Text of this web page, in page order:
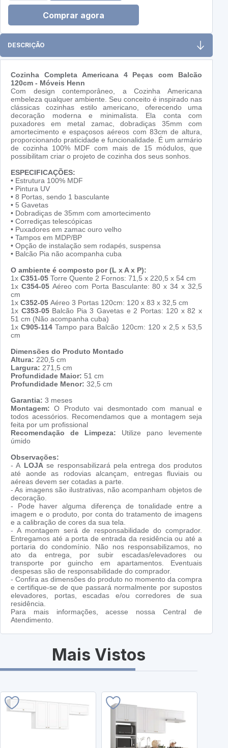
Comprar agora
DESCRIÇÃO
Cozinha Completa Americana 4 Peças com Balcão
120cm - Móveis Henn
Com design contemporâneo, a Cozinha Americana
embeleza qualquer ambiente. Seu conceito é inspirado nas
clássicas cozinhas estilo americano, oferecendo uma
decoração moderna e minimalista. Ela conta com
puxadores em metal zamac, dobradiças 35mm com
amortecimento e espaçosos aéreos com 83cm de altura,
proporcionando praticidade e funcionalidade. É um armário
de cozinha 100% MDF com mais de 15 módulos, que
possibilitam criar o projeto de cozinha dos seus sonhos.
ESPECIFICAÇÕES:
• Estrutura 100% MDF
• Pintura UV
• 8 Portas, sendo 1 basculante
• 5 Gavetas
• Dobradiças de 35mm com amortecimento
• Corrediças telescópicas
• Puxadores em zamac ouro velho
• Tampos em MDP/BP
• Opção de instalação sem rodapés, suspensa
• Balcão Pia não acompanha cuba
O ambiente é composto por(L x A x P):
1x C351-05 Torre Quente 2 Fornos: 71,5 x 220,5 x 54 cm
1x C354-05Aéreo com Porta Basculante: 80 x 34 x 32,5
cm
1x C352-05 Aéreo 3 Portas 120cm: 120 x 83 x 32,5 cm
1x C353-05Balcão Pia 3 Gavetas e 2 Portas: 120 x 82 x
51 cm (Não acompanha cuba)
1xC905-114Tampo para Balcão 120cm: 120 x 2,5 x 53,5
cm
Dimensões do Produto Montado
Altura: 220,5 cm
Largura: 271,5 cm
Profundidade Maior: 51 cm
Profundidade Menor: 32,5 cm
Garantia: 3 meses
Montagem:O Produto vai desmontado com manual e
todos acessórios. Recomendamos que a montagem seja
feita por um profissional
Recomendação de Limpeza: Utilize pano levemente
úmido
Observações:
- A LOJAse responsabilizará pela entrega dos produtos
até aonde as rodovias alcançam, entregas fluviais ou
aéreas devem ser cotadas a parte.
- As imagens são ilustrativas, não acompanham objetos de
decoração.
- Pode haver alguma diferença de tonalidade entre a
imagem e o produto, por conta do tratamento de imagens
e a calibração de cores da sua tela.
- A montagem será de responsabilidade do comprador.
Entregamos até a porta de entrada da residência ou até a
portaria do condomínio. Não nos responsabilizamos, no
ato da entrega, por subir escadas/elevadores ou
transporte por guincho em apartamentos. Eventuais
despesas são de responsabilidade do comprador.
- Confira as dimensões do produto no momento da compra
e certifique-se de que passará normalmente por supostos
elevadores, portas, escadas e/ou corredores de sua
residência.
Para mais informações, acesse nossa Central de
Atendimento.
Mais Vistos